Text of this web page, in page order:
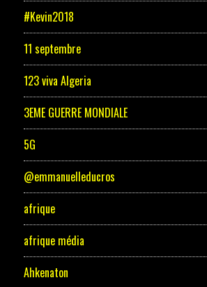
#Kevin2018
11 septembre
123 viva Algeria
3EME GUERRE MONDIALE
5G
@emmanuelleducros
afrique
afrique média
Ahkenaton